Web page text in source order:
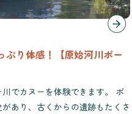
感！【原始河川ポー
ヌーを体験できます。 ポ
、古くからの遺跡もたくさ